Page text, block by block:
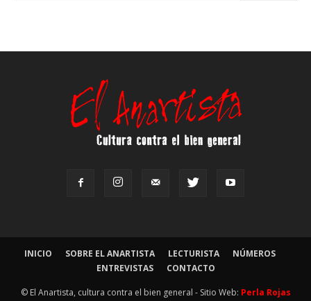
INICIO SOBRE EL ANARTISTA LECTURISTA
NÚMEROS
ENTREVISTAS
CONTACTO
© El Anartista, cultura contra el bien general - Sitio Web: Perla Rojas